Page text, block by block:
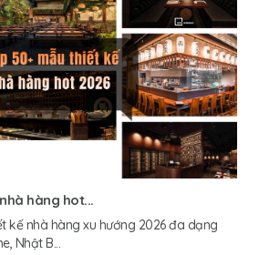
hàng hot...
kế nhà hàng xu hướng 2026 đa dạng
Nhật B...